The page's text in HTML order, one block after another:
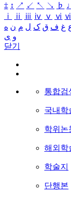
‡ ↕ ↗ ↙ ↖ ↘ ♭ ♩
ⅰ
ⅱ ⅲ ⅳ ⅴ ⅵ
غ ف ق ک ل م ن ه
و ی
닫기
통합검
국내학
학위논
해외학
학술지
단행본